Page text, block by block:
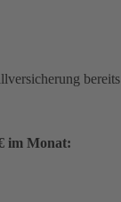
bereits
im Monat: